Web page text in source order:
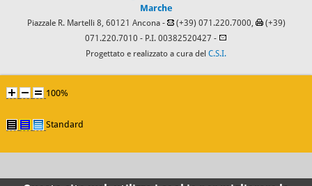
Marche
Piazzale R. Martelli 8, 60121 Ancona - (+39) 071.220.7000,
(+39)
071.220.7010 - P.I. 00382520427 -
Progettato e realizzato a cura del C.S.I.
100%
Standard